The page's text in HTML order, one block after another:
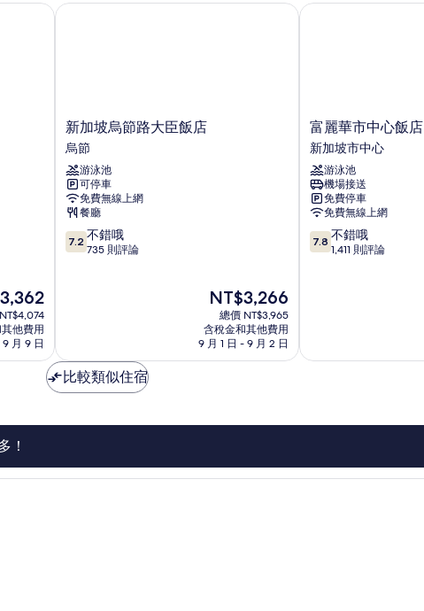
他費用
月 9 日
新
加
坡
烏
節
路
大
臣
飯
新加坡烏節路大臣飯店
烏節
游泳池
可停車
免費無線上網
餐廳
7.2
分，
哦，
735
則
論
7.2 不錯哦
735 則評論
現
在
價
格
為
NT$3,266
總價 NT$3,965
含稅金和其他費用
9 月 1 日 - 9 月 2 日
新加坡烏節路大臣飯店
富
麗
華
市
中
心
飯
店
新
富麗華市中心飯店
新加坡市中心
游泳池
機場接送
免費停車
免費無線上網
7.8
分，
哦，
論
7.8 不錯哦
1,411 則評論
富麗華市中心飯店
比較類似住宿
！